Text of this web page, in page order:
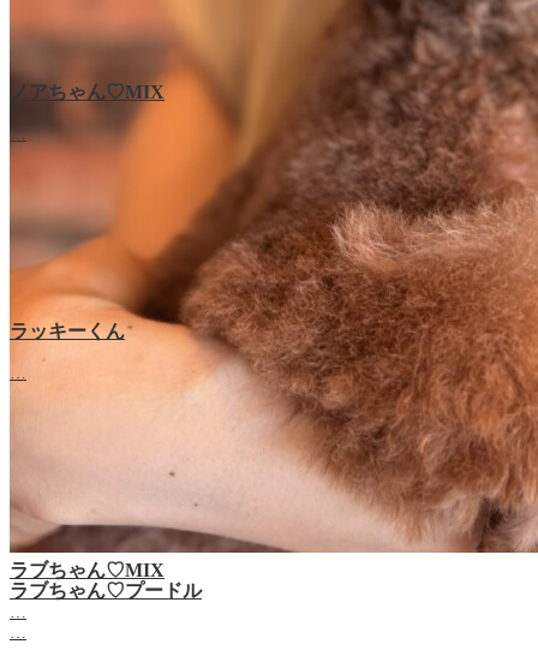
ラブちゃん♡プードル
ノアちゃん♡‬MIX
…
ラッキーくん
ラブちゃん♡MIX